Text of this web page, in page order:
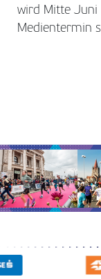
wird Mitte Juni
Medientermin